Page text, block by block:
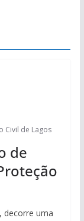
Civil de Lagos
de
decorre uma